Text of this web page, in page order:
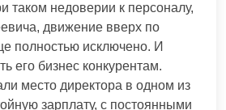
таком недоверии к персоналу,
движение вверх по
полностью исключено. И
его бизнес конкурентам.
место директора в одном из
зарплату, с постоянными